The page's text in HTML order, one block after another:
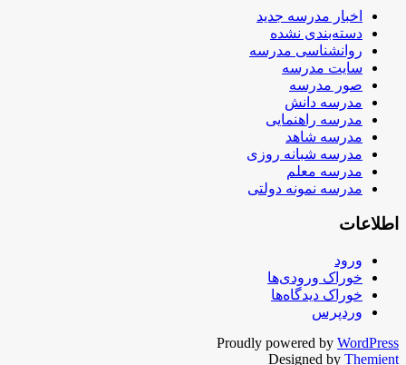
اخبار مدرسه جدید
دسته‌بندی نشده
روانشناسی مدرسه
سایت مدرسه
صور مدرسه
مدرسه دانش
مدرسه راهنمایی
مدرسه شاهد
مدرسه شبانه روزی
مدرسه معلم
مدرسه نمونه دولتی
اطلاعات
ورود
خوراک ورودی‌ها
خوراک دیدگاه‌ها
وردپرس
Proudly powered by WordPress
Designed by Themient